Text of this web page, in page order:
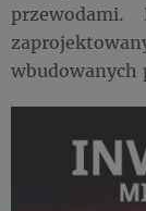
wbudowanych